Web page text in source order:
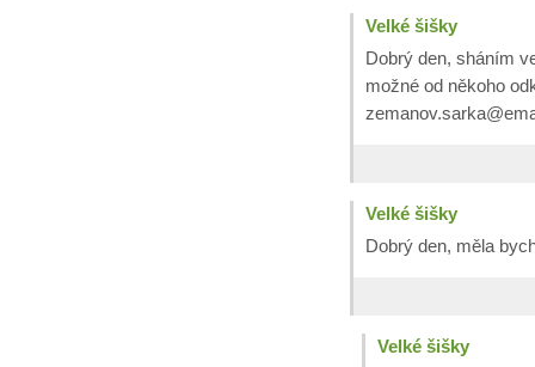
Velké šišky
Dobrý den, sháním
možné od někoho
Velké šišky
Dobrý den, měla
Velké šišky